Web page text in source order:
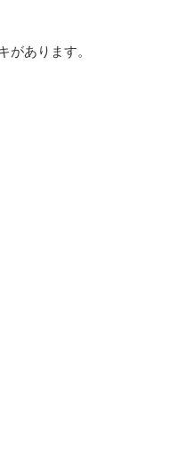
あります。